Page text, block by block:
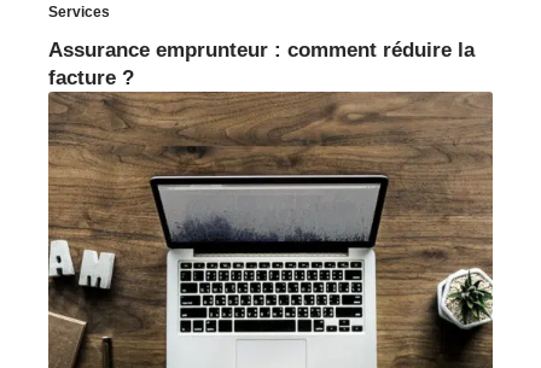
Services
Assurance emprunteur : comment réduire la
facture ?